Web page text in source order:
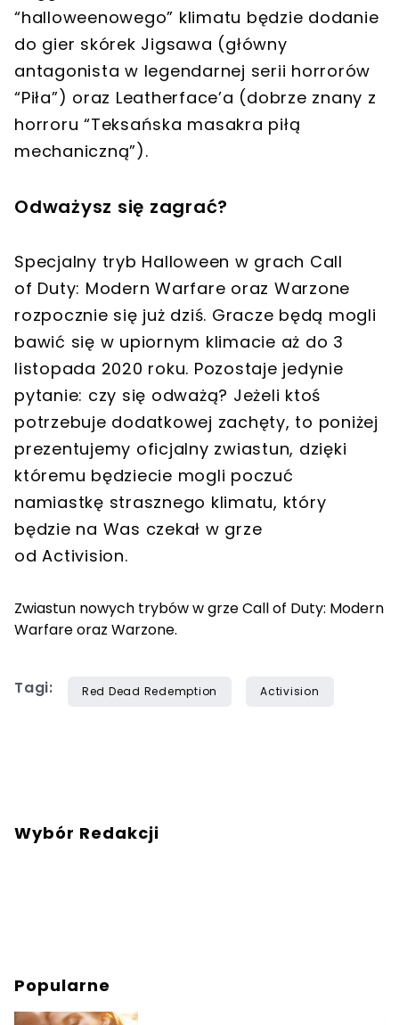
“halloweenowego” klimatu będzie dodanie
do gier skórek Jigsawa (główny
antagonista w legendarnej serii horrorów
“Piła”) oraz Leatherface’a (dobrze znany z
horroru “Teksańska masakra piłą
mechaniczną”).
Odważysz się zagrać?
Specjalny tryb Halloween w grach Call
of Duty: Modern Warfare oraz Warzone
rozpocznie się już dziś. Gracze będą mogli
bawić się w upiornym klimacie aż do 3
listopada 2020 roku. Pozostaje jedynie
pytanie: czy się odważą? Jeżeli ktoś
potrzebuje dodatkowej zachęty, to poniżej
prezentujemy oficjalny zwiastun, dzięki
któremu będziecie mogli poczuć
namiastkę strasznego klimatu, który
będzie na Was czekał w grze
od Activision.
Zwiastun nowych trybów w grze Call of Duty: Modern
Warfare oraz Warzone.
Tagi: Red Dead Redemption Activision
Wybór Redakcji
Popularne